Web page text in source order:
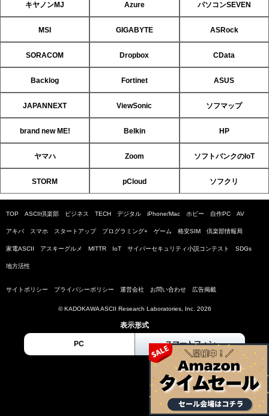
キヤノンMJ Azure パソコンSEVEN
MSI GIGABYTE ASRock
SORACOM Dropbox CData
Backlog Fortinet ASUS
JAPANNEXT ViewSonic ソフマップ
brand new ME! Belkin HP
ヤマハ Zoom ソフトバンクのIoT
STORM pCloud ソフクリ
TOP ASCII倶楽部 ビジネス TECH デジタル iPhone/Mac ホビー 自作PC AV
アキバ スマホ スタートアップ プログラミング+ ゲーム 格安SIM 倶楽部情報局
家電ASCII アスキーグルメ MITTR IoT サイバーセキュリティ小説コンテスト SDGs
地方活性
サイトポリシー プライバシーポリシー 運営会社 お問い合わせ 広告掲載
© KADOKAWA ASCII Research Laboratories, Inc. 2026
表示形式
PC スマートフォン